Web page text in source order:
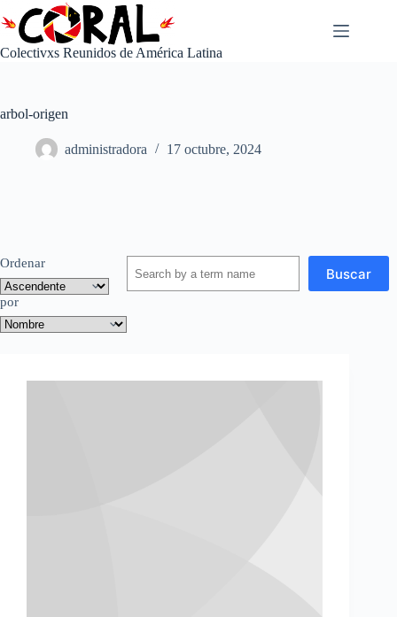
Saltar
al
contenido
Colectivxs Reunidos de América Latina
arbol-origen
administradora 17 octubre, 2024
Ordenar
por
Buscar